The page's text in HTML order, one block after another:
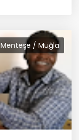
Menteşe / Muğla